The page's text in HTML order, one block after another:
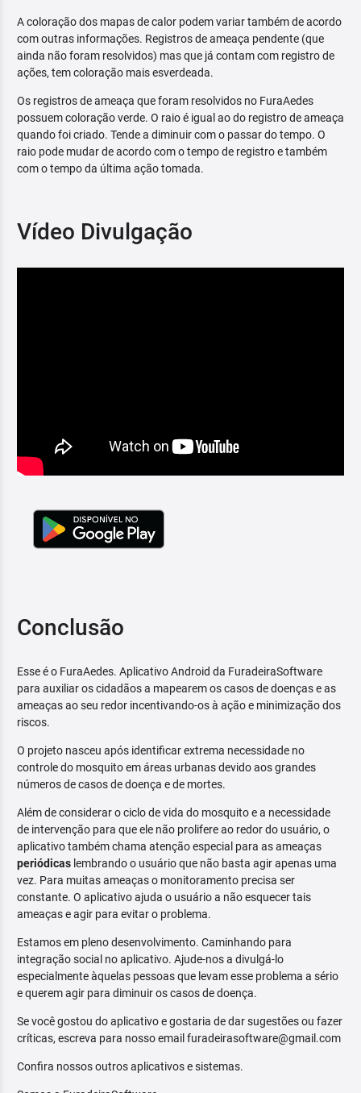
A coloração dos mapas de calor podem variar também de acordo
com outras informações. Registros de ameaça pendente (que
ainda não foram resolvidos) mas que já contam com registro de
ações, tem coloração mais esverdeada.
Os registros de ameaça que foram resolvidos no FuraAedes
possuem coloração verde. O raio é igual ao do registro de ameaça
quando foi criado. Tende a diminuir com o passar do tempo. O
raio pode mudar de acordo com o tempo de registro e também
com o tempo da última ação tomada.
Vídeo Divulgação
Conclusão
Esse é o FuraAedes. Aplicativo Android da FuradeiraSoftware
para auxiliar os cidadãos a mapearem os casos de doenças e as
ameaças ao seu redor incentivando-os à ação e minimização dos
riscos.
O projeto nasceu após identificar extrema necessidade no
controle do mosquito em áreas urbanas devido aos grandes
números de casos de doença e de mortes.
Além de considerar o ciclo de vida do mosquito e a necessidade
de intervenção para que ele não prolifere ao redor do usuário, o
aplicativo também chama atenção especial para as ameaças
periódicas lembrando o usuário que não basta agir apenas uma
vez. Para muitas ameaças o monitoramento precisa ser
constante. O aplicativo ajuda o usuário a não esquecer tais
ameaças e agir para evitar o problema.
Estamos em pleno desenvolvimento. Caminhando para
integração social no aplicativo. Ajude-nos a divulgá-lo
especialmente àquelas pessoas que levam esse problema a sério
e querem agir para diminuir os casos de doença.
Se você gostou do aplicativo e gostaria de dar sugestões ou fazer
críticas, escreva para nosso email furadeirasoftware@gmail.com
Confira nossos outros aplicativos e sistemas.